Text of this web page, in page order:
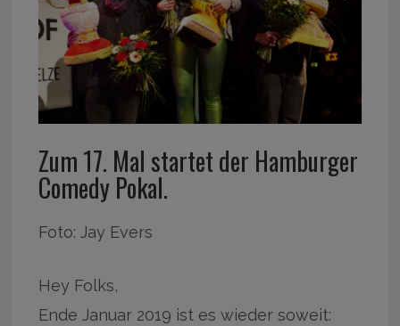
Zum 17. Mal startet der Hamburger
Comedy Pokal.
Foto: Jay Evers
Hey Folks,
Ende Januar 2019 ist es wieder soweit: